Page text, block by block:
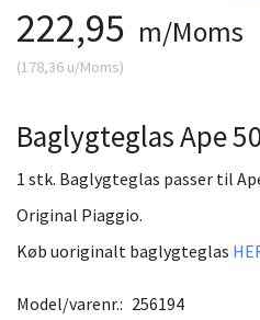
222,95 m/Moms
(178,36 u/Moms)
Baglygteglas Ape
1 stk. Baglygteglas passer til
Original Piaggio.
Køb uoriginalt baglygteglas
Model/varenr.: 256194